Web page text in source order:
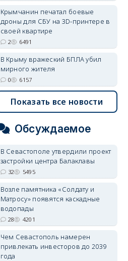
Крымчанин печатал боевые
дроны для СБУ на 3D-принтере в
своей квартире
2 6491
В Крыму вражеский БПЛА убил
мирного жителя
0 6157
Показать все новости
Обсуждаемое
В Севастополе утвердили проект
застройки центра Балаклавы
32 5495
Возле памятника «Солдату и
Матросу» появятся каскадные
водопады
28 4201
Чем Севастополь намерен
привлекать инвесторов до 2039
года